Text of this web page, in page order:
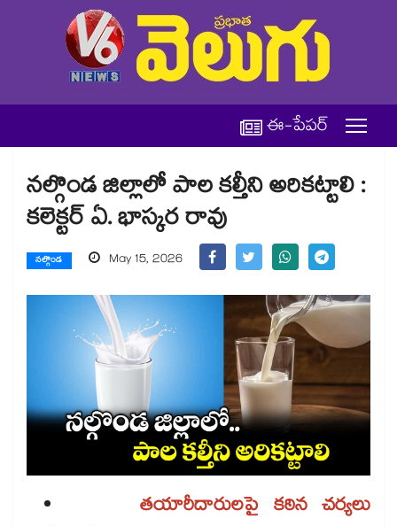
ఈ-పేపర్
నల్గొండ జిల్లాలో పాల కల్తీని అరికట్టాలి :
కలెక్టర్ ఏ. భాస్కర రావు
నల్గొండ May 15, 2026
తయారీదారులపై కఠిన చర్యలు